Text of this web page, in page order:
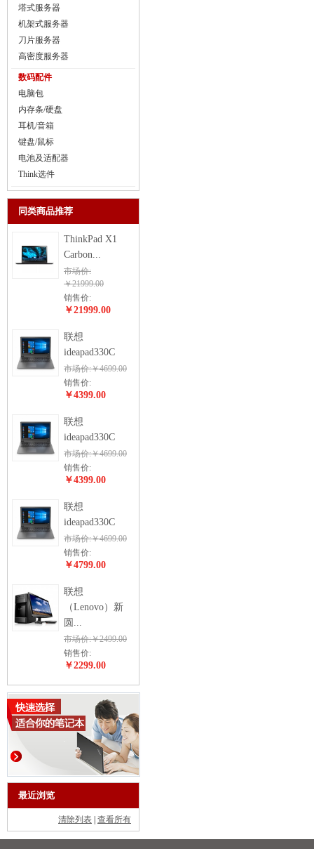
塔式服务器
机架式服务器
刀片服务器
高密度服务器
数码配件
电脑包
内存条/硬盘
耳机/音箱
键盘/鼠标
电池及适配器
Think选件
同类商品推荐
ThinkPad X1
Carbon...
市场价:
￥21999.00
销售价:
￥21999.00
联想
ideapad330C
市场价:￥4699.00
销售价:
￥4399.00
联想
ideapad330C
市场价:￥4699.00
销售价:
￥4399.00
联想
ideapad330C
市场价:￥4699.00
销售价:
￥4799.00
联想
（Lenovo）新
圆...
市场价:￥2499.00
销售价:
￥2299.00
最近浏览
清除列表 查看所有